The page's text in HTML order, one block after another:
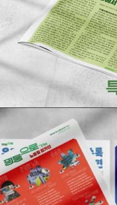
[유인물] 927 기후정의행진 <
진단> 특별호